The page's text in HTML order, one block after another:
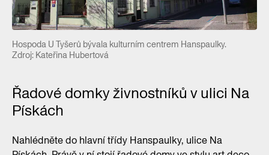
Hospoda U Tyšerů bývala kulturním centrem Hanspaulky.
Zdroj: Kateřina Hubertová
Řadové domky živnostníků v ulici Na
Pískách
Nahlédněte do hlavní třídy Hanspaulky, ulice Na